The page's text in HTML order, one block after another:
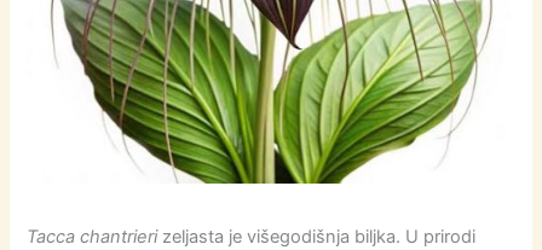
Tacca chantrierizeljasta je višegodišnja biljka. U prirodi